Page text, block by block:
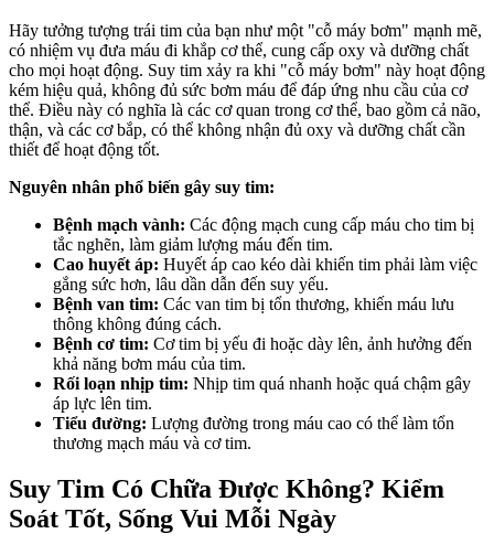
Hãy tưởng tượng trái tim của bạn như một "cỗ máy bơm" mạnh mẽ,
có nhiệm vụ đưa máu đi khắp cơ thể, cung cấp oxy và dưỡng chất
cho mọi hoạt động. Suy tim xảy ra khi "cỗ máy bơm" này hoạt động
kém hiệu quả, không đủ sức bơm máu để đáp ứng nhu cầu của cơ
thể. Điều này có nghĩa là các cơ quan trong cơ thể, bao gồm cả não,
thận, và các cơ bắp, có thể không nhận đủ oxy và dưỡng chất cần
thiết để hoạt động tốt.
Nguyên nhân phổ biến gây suy tim:
Bệnh mạch vành: Các động mạch cung cấp máu cho tim bị
tắc nghẽn, làm giảm lượng máu đến tim.
Cao huyết áp: Huyết áp cao kéo dài khiến tim phải làm việc
gắng sức hơn, lâu dần dẫn đến suy yếu.
Bệnh van tim: Các van tim bị tổn thương, khiến máu lưu
thông không đúng cách.
Bệnh cơ tim: Cơ tim bị yếu đi hoặc dày lên, ảnh hưởng đến
khả năng bơm máu của tim.
Rối loạn nhịp tim: Nhịp tim quá nhanh hoặc quá chậm gây
áp lực lên tim.
Tiểu đường: Lượng đường trong máu cao có thể làm tổn
thương mạch máu và cơ tim.
Suy Tim Có Chữa Được Không? Kiểm
Soát Tốt, Sống Vui Mỗi Ngày